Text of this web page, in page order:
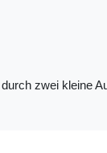
zwei kleine